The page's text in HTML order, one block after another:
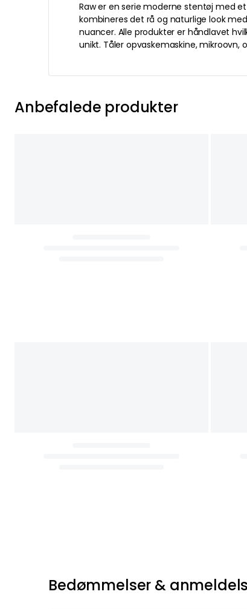
Raw er en serie moderne stentøj med
kombineres det rå og naturlige look
nuancer. Alle produkter er håndlavet
unikt. Tåler opvaskemaskine, mikroovn,
Anbefalede produkter
Bedømmelser &